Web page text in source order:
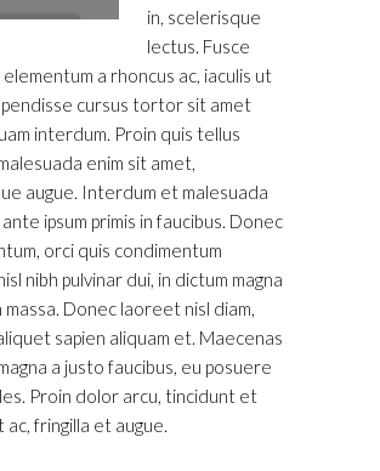
in, scelerisque
lectus. Fusce
elementum a rhoncus ac, iaculis ut
cursus tortor sit amet
interdum. Proin quis tellus
enim sit amet,
augue. Interdum et malesuada
ipsum primis in faucibus. Donec
orci quis condimentum
nibh pulvinar dui, in dictum magna
massa. Donec laoreet nisl diam,
sapien aliquam et. Maecenas
a justo faucibus, eu posuere
Proin dolor arcu, tincidunt et
ac, fringilla et augue.